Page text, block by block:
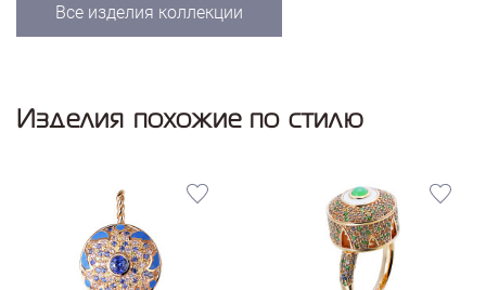
Все изделия коллекции
Изделия похожие по стилю